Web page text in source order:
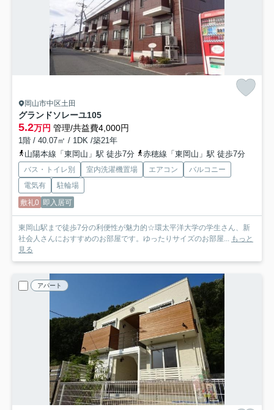
岡山市中区土田
グランドソレーユ105
5.2万円 管理/共益費4,000円
1階 / 40.07㎡ / 1DK /築21年
山陽本線「東岡山」駅 徒歩7分
赤穂線「東岡山」駅 徒歩7分
バス・トイレ別 室内洗濯機置場 エアコン
バルコニー
電気有
駐輪場
敷礼0 即入居可
東岡山駅まで徒歩7分の利便性が魅力的☆環太平洋大学の学生さん、新
社会人さんにおすすめのお部屋です。ゆったりサイズのお部屋... もっと
見る
アパート